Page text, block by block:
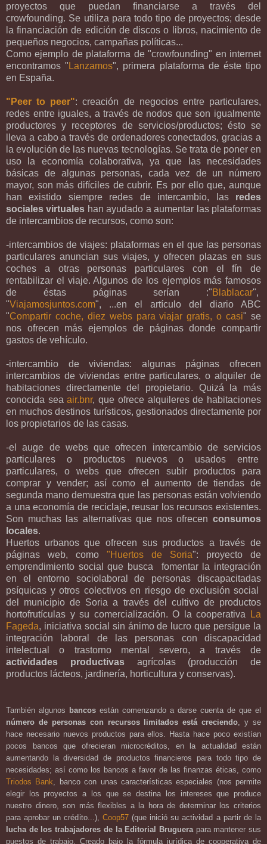
proyectos que puedan financiarse a través del
crowfounding. Se utiliza para todo tipo de proyectos; desde
la financiación de edición de discos o libros, nacimiento de
pequeños negocios, campañas políticas...
Como ejemplo de plataforma de "crowfounding" en internet
encontramos " Lanzamos", primera plataforma de éste tipo
en España.
"Peer to peer": creación de negocios entre particulares,
redes entre iguales, a través de nodos que son igualmente
productores y receptores de servicios/productos; ésto se
lleva a cabo a través de ordenadores conectados, gracias a
la evolución de las nuevas tecnologías. Se trata de poner en
uso la economía colaborativa, ya que las necesidades
básicas de algunas personas, cada vez de un número
mayor, son más difíciles de cubrir. Es por ello que, aunque
han existido siempre redes de intercambio, las redes
sociales virtuales han ayudado a aumentar las plataformas
de intercambios de recursos, como son:
-intercambios de viajes: plataformas en el que las personas
particulares anuncian sus viajes, y ofrecen plazas en sus
coches a otras personas particulares con el fín de
rentabilizar el viaje. Algunos de los ejemplos más famosos
de éstas páginas serían :"Blablacar",
"Viajamosjuntos.com", ...en el artículo del diario ABC
"Compartir coche, diez webs para viajar gratis, o casi" se
nos ofrecen más ejemplos de páginas donde compartir
gastos de vehículo.
-intercambio de viviendas: algunas páginas ofrecen
intercambios de viviendas entre particulares, o alquiler de
habitaciones directamente del propietario. Quizá la más
conocida seaair.bnr, que ofrece alquileres de habitaciones
en muchos destinos turísticos, gestionados directamente por
los propietarios de las casas.
-el auge de webs que ofrecen intercambio de servicios
particulares o productos nuevos o usados entre
particulares, o webs que ofrecen subir productos para
comprar y vender; así como el aumento de tiendas de
segunda mano demuestra que las personas están volviendo
a una economía de reciclaje, reusar los recursos existentes.
Son muchas las alternativas que nos ofrecen consumos
locales.
Huertos urbanos que ofrecen sus productos a través de
páginas web, como "Huertos de Soria": proyecto de
emprendimiento social que busca fomentar la integración
en el entorno sociolaboral de personas discapacitadas
psíquicas y otros colectivos en riesgo de exclusión social
del municipio de Soria a través del cultivo de productos
hortofrutículas y su comercialización. O la cooperativa
La
Fageda, iniciativa social sin ánimo de lucro que persigue la
integración laboral de las personas con discapacidad
intelectual o trastorno mental severo, a través de
actividades productivasagrícolas (producción de
productos lácteos, jardinería, horticultura y conservas).
También algunos bancos están comenzando a darse cuenta de que el
número de personas con recursos limitados está creciendo , y se
hace necesario nuevos productos para ellos. Hasta hace poco existían
pocos bancos que ofrecieran microcréditos, en la actualidad están
aumentando la diversidad de productos financieros para todo tipo de
necesidades; así como los bancos a favor de las finanzas éticas, como
Triodos Bank , banco con unas características especiales (nos permite
elegir los proyectos a los que se destina los intereses que produce
nuestro dinero, son más flexibles a la hora de determinar los criterios
para aprobar un crédito...), Coop57(que inició su actividad a partir de la
lucha de los trabajadores de la Editorial Bruguerapara mantener sus
puestos de trabajo. Creado bajo la fórmula jurídica de cooperativa de